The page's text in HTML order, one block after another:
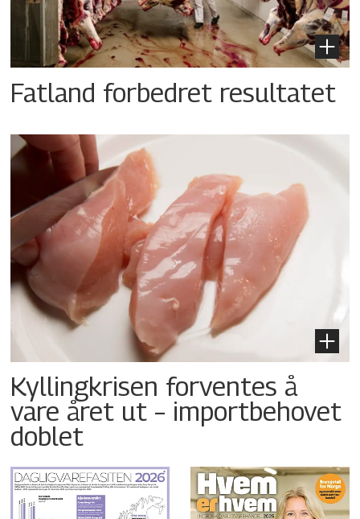
Fatland forbedret resultatet
Kyllingkrisen forventes å
vare året ut – importbehovet
doblet